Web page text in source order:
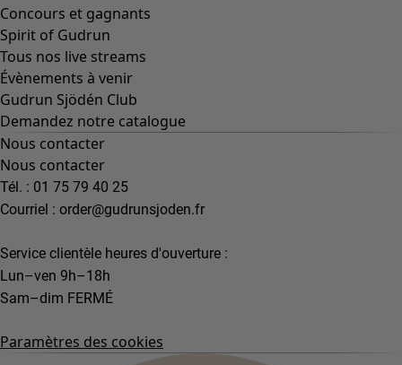
Concours et gagnants
Spirit of Gudrun
Tous nos live streams
Évènements à venir
Gudrun Sjödén Club
Demandez notre catalogue
Nous contacter
Nous contacter
Tél. : 01 75 79 40 25
Courriel : order@gudrunsjoden.fr
Service clientèle heures d'ouverture :
Lun–ven 9h–18h
Sam–dim FERMÉ
Paramètres des cookies